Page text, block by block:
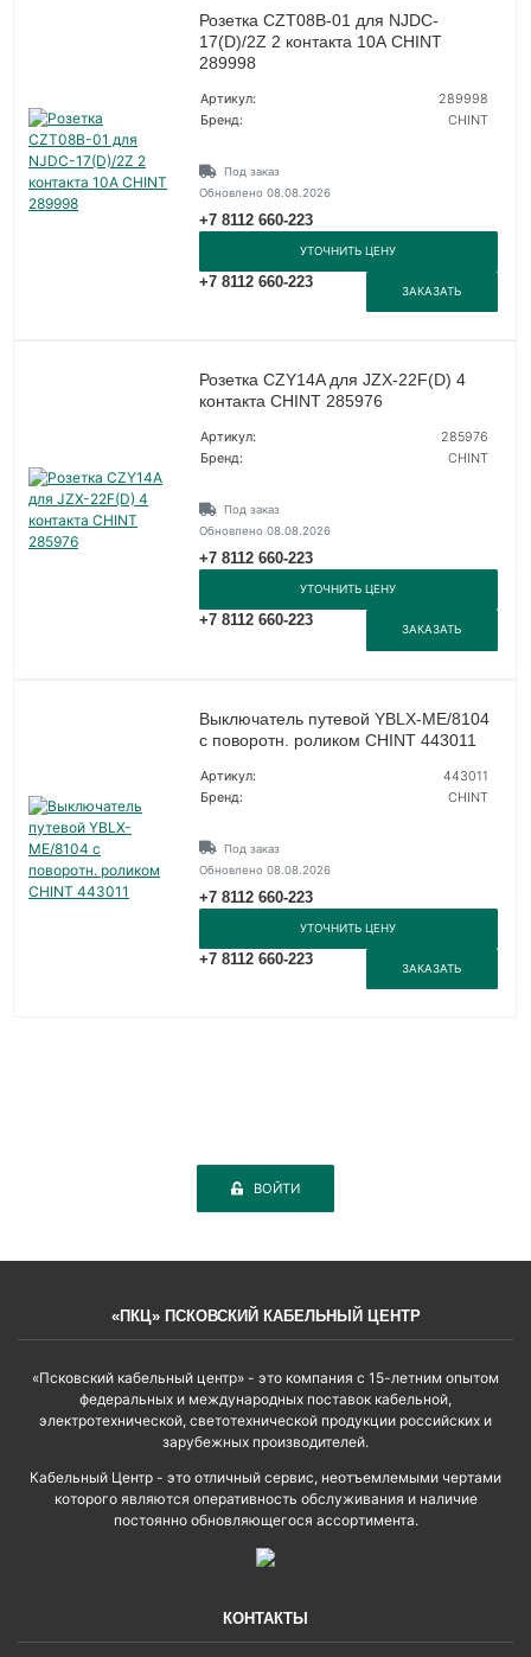
Розетка CZT08B-01 для NJDC-
17(D)/2Z 2 контакта 10А CHINT
289998
Артикул:
289998
Бренд:
CHINT
Под заказ
Обновлено 08.08.2026
+7 8112 660-223
УТОЧНИТЬ ЦЕНУ
+7 8112 660-223
ЗАКАЗАТЬ
Розетка CZY14A для JZX-22F(D) 4
контакта CHINT 285976
Артикул:
285976
Бренд:
CHINT
Под заказ
Обновлено 08.08.2026
+7 8112 660-223
УТОЧНИТЬ ЦЕНУ
+7 8112 660-223
ЗАКАЗАТЬ
Выключатель путевой YBLX-ME/8104
с поворотн. роликом CHINT 443011
Артикул:
443011
Бренд:
CHINT
Под заказ
Обновлено 08.08.2026
+7 8112 660-223
УТОЧНИТЬ ЦЕНУ
+7 8112 660-223
ЗАКАЗАТЬ
ВОЙТИ
«ПКЦ» ПСКОВСКИЙ КАБЕЛЬНЫЙ ЦЕНТР
«Псковский кабельный центр» - это компания с 15-летним опытом
федеральных и международных поставок кабельной,
электротехнической, светотехнической продукции российских и
зарубежных производителей.
Кабельный Центр - это отличный сервис, неотъемлемыми чертами
которого являются оперативность обслуживания и наличие
постоянно обновляющегося ассортимента.
КОНТАКТЫ